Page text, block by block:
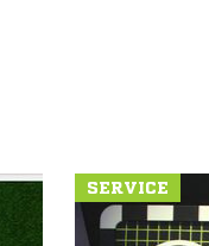
SERVICE